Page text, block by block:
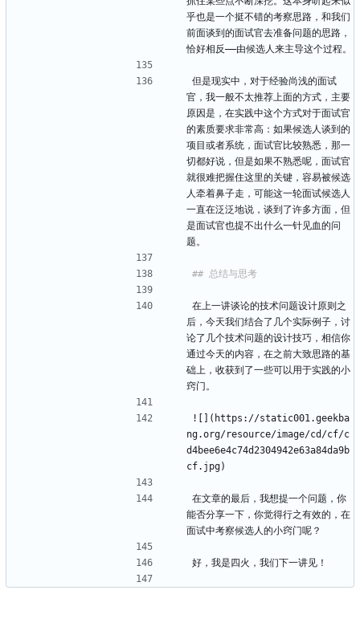
乎也是一个挺不错的考察思路，和我们
前面谈到的面试官去准备问题的思路，
恰好相反——由候选人来主导这个过程。
但是现实中，对于经验尚浅的面试
官，我一般不太推荐上面的方式，主要
原因是，在实践中这个方式对于面试官
的素质要求非常高：如果候选人谈到的
项目或者系统，面试官比较熟悉，那一
切都好说，但是如果不熟悉呢，面试官
就很难把握住这里的关键，容易被候选
人牵着鼻子走，可能这一轮面试候选人
一直在泛泛地说，谈到了许多方面，但
是面试官也提不出什么一针见血的问
题。
在上一讲谈论的技术问题设计原则之
后，今天我们结合了几个实际例子，讨
论了几个技术问题的设计技巧，相信你
通过今天的内容，在之前大致思路的基
础上，收获到了一些可以用于实践的小
窍门。
![](https://static001.geekba
ng.org/resource/image/cd/cf/c
d4bee6e4c74d2304942e63a84da9b
cf.jpg)
在文章的最后，我想提一个问题，你
能否分享一下，你觉得行之有效的，在
面试中考察候选人的小窍门呢？
好，我是四火，我们下一讲见！